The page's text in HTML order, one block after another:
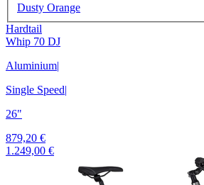
Dusty Orange
Hardtail
Whip 70 DJ
Aluminium|
Single Speed|
26"
879,20 €
1.249,00 €